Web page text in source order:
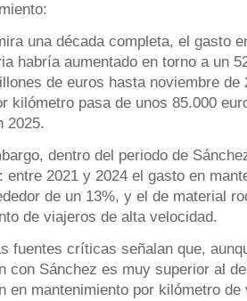
una década completa, el gasto
habría aumentado en torno a un
de euros hasta noviembre
kilómetro pasa de unos 85.000
2025.
dentro del periodo de
entre 2021 y 2024 el gasto en
de un 13%, y el de material
de viajeros de alta velocidad.
fuentes críticas señalan que,
con Sánchez es muy superior al
en mantenimiento por kilómetro